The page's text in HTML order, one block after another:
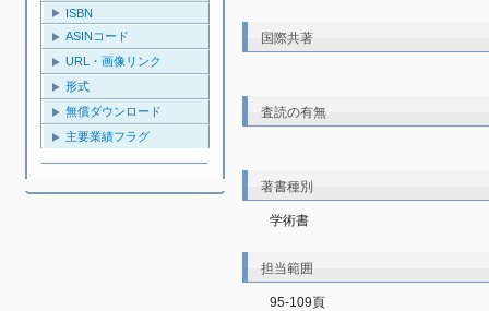
ISBN
ASINコード
URL・画像リンク
形式
無償ダウンロード
主要業績フラグ
国際共著
査読の有無
著書種別
学術書
担当範囲
95-109頁